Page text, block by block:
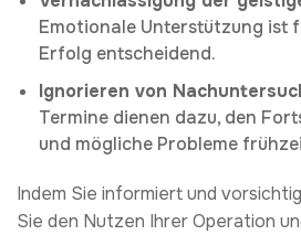
Emotionale Unterstützung ist
Erfolg entscheidend.
Ignorieren von
Termine dienen dazu, den
und mögliche Probleme
Indem Sie informiert und
Sie den Nutzen Ihrer Operation